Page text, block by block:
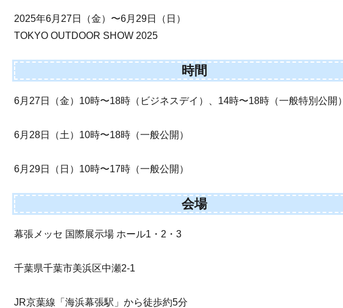
2025年6月27日（金）〜6月29日（日）
TOKYO OUTDOOR SHOW 2025
時間
6月27日（金）10時〜18時（ビジネスデイ）、14時〜18時（一般特別公開）
6月28日（土）10時〜18時（一般公開）
6月29日（日）10時〜17時（一般公開）
会場
幕張メッセ 国際展示場 ホール1・2・3
千葉県千葉市美浜区中瀬2-1
JR京葉線「海浜幕張駅」から徒歩約5分